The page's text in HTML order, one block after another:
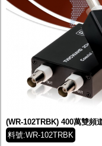
距離遠）
AHD特殊功能型攝影機
旋轉型攝影機.旋轉台
傳統高解析攝影機
投光設備
防護罩及支架
多路攝影機單軸傳輸
監聽器.麥克風
視訊轉換設備
雙絞線傳輸器
雜訊改善器
(WR-102TRBK) 400萬雙頻
料號:WR-102TRBK